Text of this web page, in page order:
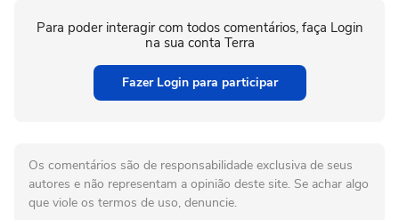
Para poder interagir com todos comentários, faça Login
na sua conta Terra
Fazer Login para participar
Os comentários são de responsabilidade exclusiva de seus
autores e não representam a opinião deste site. Se achar algo
que viole os termos de uso, denuncie.